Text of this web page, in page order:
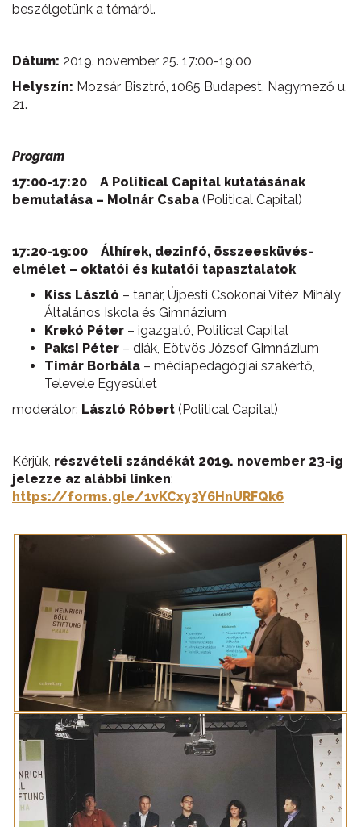
beszélgetünk a témáról.
Dátum: 2019. november 25. 17:00-19:00
Helyszín: Mozsár Bisztró, 1065 Budapest, Nagymező u.
21.
Program
17:00-17:20 A Political Capital kutatásának
bemutatása – Molnár Csaba (Political Capital)
17:20-19:00 Álhírek, dezinfó, összeesküvés-
elmélet – oktatói és kutatói tapasztalatok
Kiss László – tanár, Újpesti Csokonai Vitéz Mihály
Általános Iskola és Gimnázium
Krekó Péter – igazgató, Political Capital
Paksi Péter – diák, Eötvös József Gimnázium
Timár Borbála – médiapedagógiai szakértő,
Televele Egyesület
moderátor: László Róbert (Political Capital)
Kérjük, részvételi szándékát 2019. november 23-ig
jelezze az alábbi linken:
https://forms.gle/1vKCxy3Y6HnURFQk6